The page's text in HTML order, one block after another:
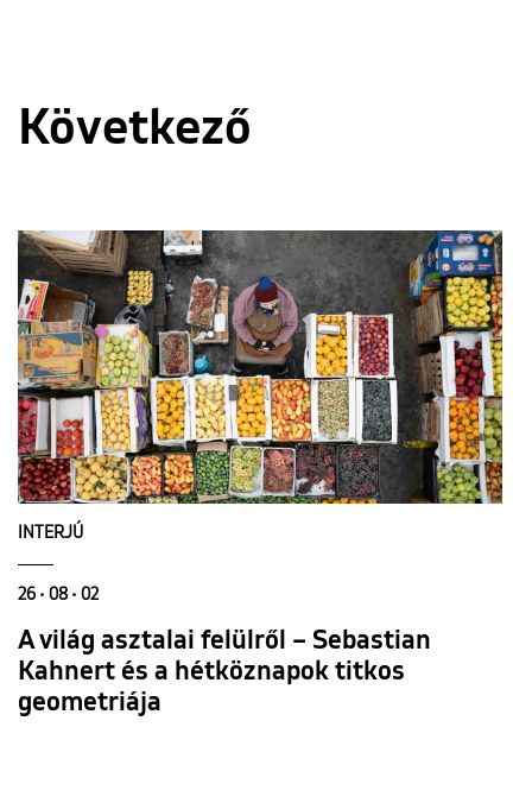
Következő
INTERJÚ
26 • 08 • 02
A világ asztalai felülről – Sebastian
Kahnert és a hétköznapok titkos
geometriája